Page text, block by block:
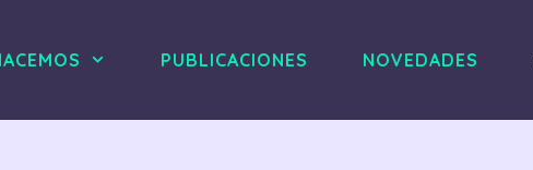
PUBLICACIONES NOVEDADES